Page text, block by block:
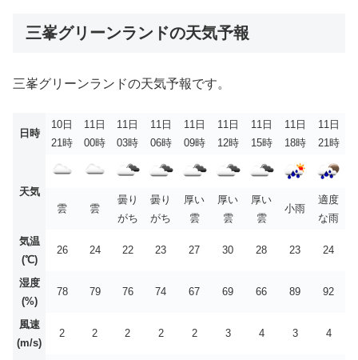
三峯グリーンランドの天気予報
三峯グリーンランドの天気予報です。
日時
10日
21時
11日
00時
11日
03時
11日
06時
11日
09時
11日
12時
11日
15時
11日
18時
11日
21時
天気
雲
雲
曇り
がち
曇り
がち
厚い
雲
厚い
雲
厚い
雲
小雨
適度
な雨
気温
(℃)
26 24 22 23 27 30 28 23 24
湿度
(%)
78 79 76 74 67 69 66 89 92
風速
(m/s)
2 2 2 2 2 3 4 3 4